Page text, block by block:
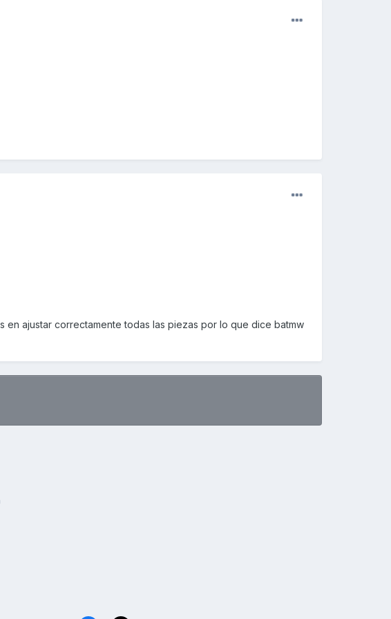
en ajustar correctamente todas las piezas por lo que dice batmw